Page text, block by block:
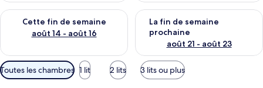
Cette fin de semaine
août 14 - août 16
Vérifier la disponibilité pour cette fin de semaine août 14 -
La fin de semaine
prochaine
août 21 - août 23
Vérifier la disponibilité pour
Filtres
disponibles
Toutes les chambres 1 lit 2 lits 3 lits ou plus